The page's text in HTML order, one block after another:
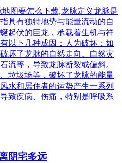
图要怎么下载,龙脉定义龙脉是
具有独特地势与能量流动的自
起伏的巨龙，承载着生机与祥
以下几种成因：人为破坏：如
坏了龙脉的自然走向。自然灾
流等，导致龙脉断裂或偏斜。
垃圾场等，破坏了龙脉的能量
水和居住者的运势产生一系列
致疾病、伤痛，特别是呼吸系
阴宅多远